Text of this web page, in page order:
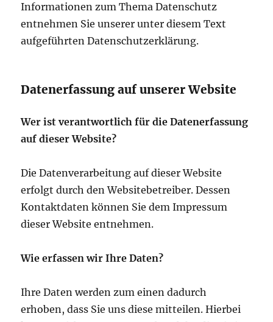
Informationen zum Thema Datenschutz
entnehmen Sie unserer unter diesem Text
aufgeführten Datenschutzerklärung.
Datenerfassung auf unserer Website
Wer ist verantwortlich für die Datenerfassung
auf dieser Website?
Die Datenverarbeitung auf dieser Website
erfolgt durch den Websitebetreiber. Dessen
Kontaktdaten können Sie dem Impressum
dieser Website entnehmen.
Wie erfassen wir Ihre Daten?
Ihre Daten werden zum einen dadurch
erhoben, dass Sie uns diese mitteilen. Hierbei